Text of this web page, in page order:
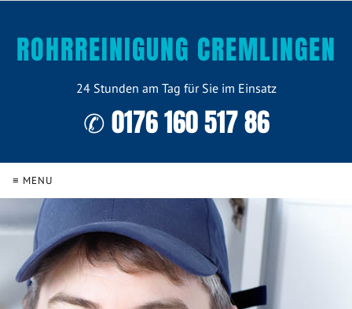
ROHRREINIGUNG CREMLINGEN
24 Stunden am Tag für Sie im Einsatz
✆ 0176 160 517 86
≡ MENU